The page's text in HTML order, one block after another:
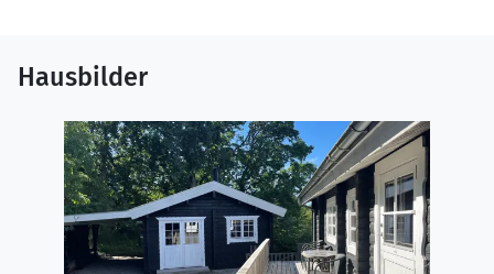
Drei Schlafzimmer befinden sich im Haupthaus,
während das Nebengebäude mit einem eigenen
Schlafzimmer zusätzliche Privatsphäre bietet. Ideal für
einen flexiblen Urlaub.
Das Aktivitätszimmer sorgt mit Tischtennis,
Tischfußball und Darts für Unterhaltung. Geeignet für
Hausbilder